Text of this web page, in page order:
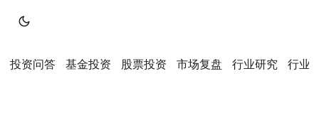
投资问答 基金投资 股票投资 市场复盘 行业研究 行业